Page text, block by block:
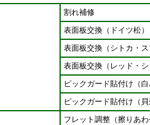
割れ補修
表面板交換（ドイツ松）
表面板交換（シトカ・
表面板交換（レッド・
ピックガード貼付け（
ピックガード貼付け（
フレット調整（擦りあ